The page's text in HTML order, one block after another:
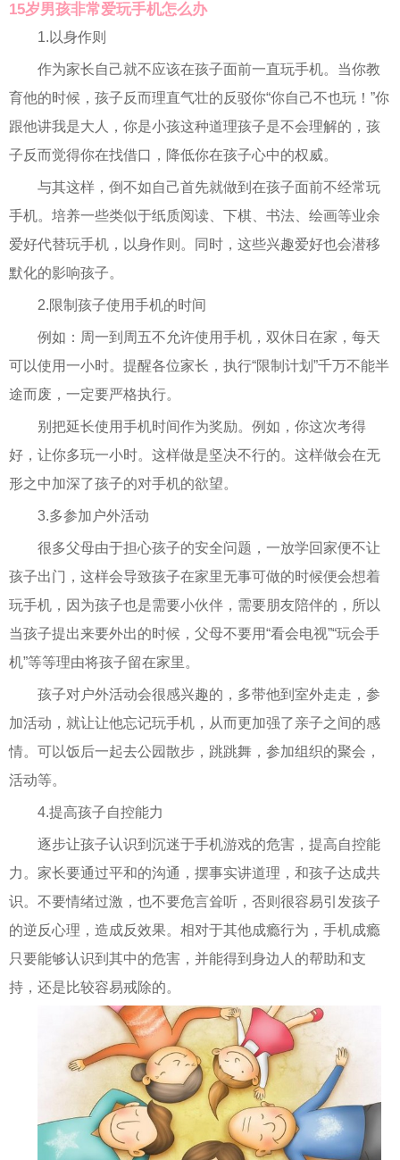
15岁男孩非常爱玩手机怎么办
1.以身作则
作为家长自己就不应该在孩子面前一直玩手机。当你教
育他的时候，孩子反而理直气壮的反驳你“你自己不也玩！”你
跟他讲我是大人，你是小孩这种道理孩子是不会理解的，孩
子反而觉得你在找借口，降低你在孩子心中的权威。
与其这样，倒不如自己首先就做到在孩子面前不经常玩
手机。培养一些类似于纸质阅读、下棋、书法、绘画等业余
爱好代替玩手机，以身作则。同时，这些兴趣爱好也会潜移
默化的影响孩子。
2.限制孩子使用手机的时间
例如：周一到周五不允许使用手机，双休日在家，每天
可以使用一小时。提醒各位家长，执行“限制计划”千万不能半
途而废，一定要严格执行。
别把延长使用手机时间作为奖励。例如，你这次考得
好，让你多玩一小时。这样做是坚决不行的。这样做会在无
形之中加深了孩子的对手机的欲望。
3.多参加户外活动
很多父母由于担心孩子的安全问题，一放学回家便不让
孩子出门，这样会导致孩子在家里无事可做的时候便会想着
玩手机，因为孩子也是需要小伙伴，需要朋友陪伴的，所以
当孩子提出来要外出的时候，父母不要用“看会电视”“玩会手
机”等等理由将孩子留在家里。
孩子对户外活动会很感兴趣的，多带他到室外走走，参
加活动，就让让他忘记玩手机，从而更加强了亲子之间的感
情。可以饭后一起去公园散步，跳跳舞，参加组织的聚会，
活动等。
4.提高孩子自控能力
逐步让孩子认识到沉迷于手机游戏的危害，提高自控能
力。家长要通过平和的沟通，摆事实讲道理，和孩子达成共
识。不要情绪过激，也不要危言耸听，否则很容易引发孩子
的逆反心理，造成反效果。相对于其他成瘾行为，手机成瘾
只要能够认识到其中的危害，并能得到身边人的帮助和支
持，还是比较容易戒除的。